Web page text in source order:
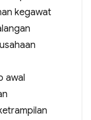
kegawat
awal